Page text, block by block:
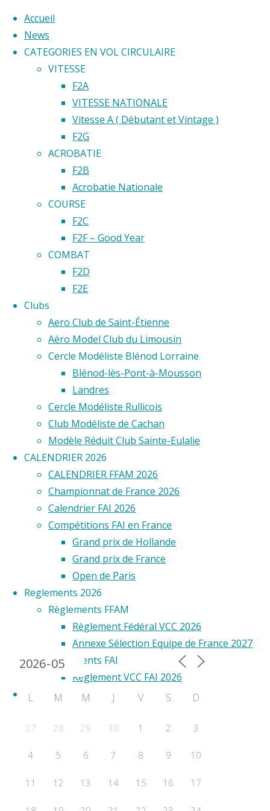
Accueil
News
CATEGORIES EN VOL CIRCULAIRE
VITESSE
F2A
VITESSE NATIONALE
Vitesse A ( Débutant et Vintage )
F2G
ACROBATIE
F2B
Acrobatie Nationale
COURSE
F2C
F2F – Good Year
COMBAT
F2D
F2E
Clubs
Aero Club de Saint-Étienne
Aéro Model Club du Limousin
Cercle Modéliste Blénod Lorraine
Blénod-lès-Pont-à-Mousson
Landres
Cercle Modéliste Rullicois
Club Modéliste de Cachan
Modèle Réduit Club Sainte-Eulalie
CALENDRIER 2026
CALENDRIER FFAM 2026
Championnat de France 2026
Calendrier FAI 2026
Compétitions FAI en France
Grand prix de Hollande
Grand prix de France
Open de Paris
Reglements 2026
Règlements FFAM
Règlement Fédéral VCC 2026
Annexe Sélection Equipe de France 2027
Règlements FAI
Règlement VCC FAI 2026
RESULTATS
WORLD CUP
F2B
F2C
Catégorie
Historique
de
France
Records
de
France
Calendrier 2024
L M M J V S D
27 28 29 30 1 2 3
4 5 6 7 8 9 10
11 12 13 14 15 16 17
©2020 Vol circulaire commandé